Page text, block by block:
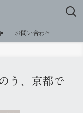
お問い合わせ
う、京都で